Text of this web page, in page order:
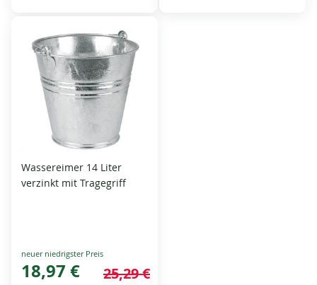
Wassereimer 14 Liter
verzinkt mit Tragegriff
Special
Price
18,97 € 25,29 €